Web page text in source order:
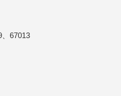
、67013